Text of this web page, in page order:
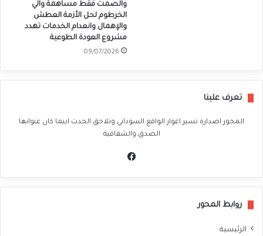
والصمت فقط مساهمة والي
الخرطوم لحل الأزمة العطش
والإهمال وانعدام الخدمات تهدد
مشروع العودة الطوعية
09/07/2026
تعرف علينا
المحور اصدارة تسبر اغوار الواقع السوداني وتلاحق الحدث اينما كان عنوانها
الصدق والشفافية
روابط المحور
الرئيسية